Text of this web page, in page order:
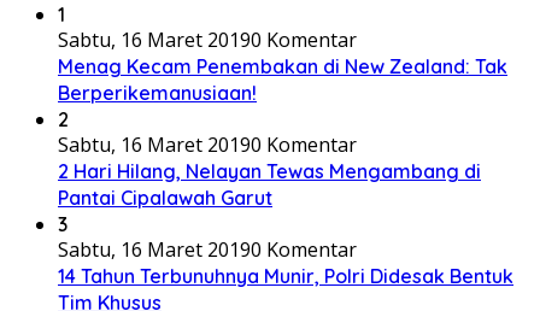
1
Sabtu, 16 Maret 20190 Komentar
Menag Kecam Penembakan di New Zealand: Tak
Berperikemanusiaan!
2
Sabtu, 16 Maret 20190 Komentar
2 Hari Hilang, Nelayan Tewas Mengambang di
Pantai Cipalawah Garut
3
Sabtu, 16 Maret 20190 Komentar
14 Tahun Terbunuhnya Munir, Polri Didesak Bentuk
Tim Khusus